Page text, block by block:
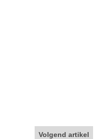
Volgend artikel